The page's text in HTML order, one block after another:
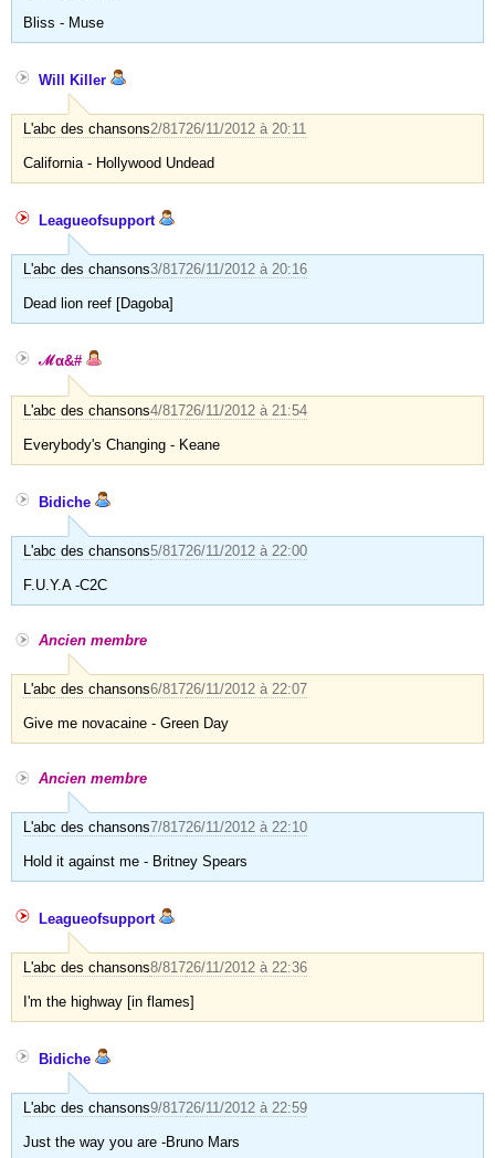
Bliss - Muse
Will Killer
L'abc des chansons2/81726/11/2012 à 20:11
California - Hollywood Undead
Leagueofsupport
L'abc des chansons3/81726/11/2012 à 20:16
Dead lion reef [Dagoba]
ℳα&#
L'abc des chansons4/81726/11/2012 à 21:54
Everybody's Changing - Keane
Bidiche
L'abc des chansons5/81726/11/2012 à 22:00
F.U.Y.A -C2C
Ancien membre
L'abc des chansons6/81726/11/2012 à 22:07
Give me novacaine - Green Day
Ancien membre
L'abc des chansons7/81726/11/2012 à 22:10
Hold it against me - Britney Spears
Leagueofsupport
L'abc des chansons8/81726/11/2012 à 22:36
I'm the highway [in flames]
Bidiche
L'abc des chansons9/81726/11/2012 à 22:59
Just the way you are -Bruno Mars